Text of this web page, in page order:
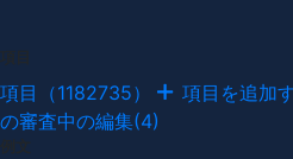
項目（1182735） 項目を追加
の審査中の編集(4)